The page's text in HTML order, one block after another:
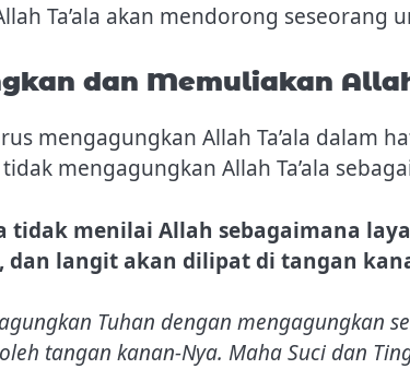
Ta’ala akan mendorong seseorang
dan Memuliakan
mengagungkan Allah Ta’ala dalam
mengagungkan Allah Ta’ala
tidak menilai Allah sebagaimana
dan langit akan dilipat di tangan
Tuhan dengan
tangan kanan-Nya. Maha Suci dan